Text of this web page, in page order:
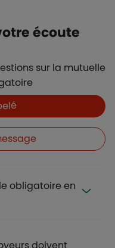
écoute
sur la mutuelle
obligatoire en